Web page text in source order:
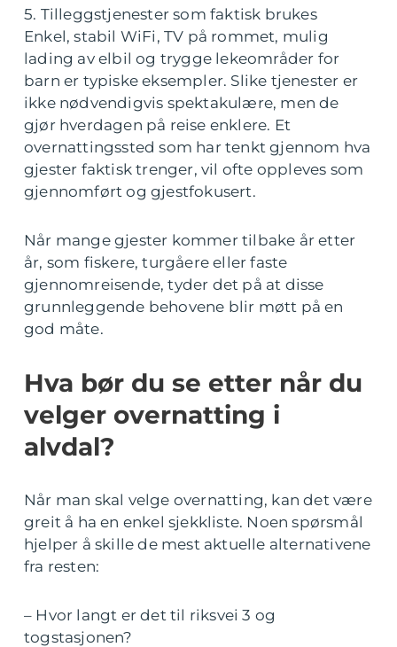
5. Tilleggstjenester som faktisk brukes
Enkel, stabil WiFi, TV på rommet, mulig
lading av elbil og trygge lekeområder for
barn er typiske eksempler. Slike tjenester er
ikke nødvendigvis spektakulære, men de
gjør hverdagen på reise enklere. Et
overnattingssted som har tenkt gjennom hva
gjester faktisk trenger, vil ofte oppleves som
gjennomført og gjestfokusert.
Når mange gjester kommer tilbake år etter
år, som fiskere, turgåere eller faste
gjennomreisende, tyder det på at disse
grunnleggende behovene blir møtt på en
god måte.
Hva bør du se etter når du
velger overnatting i
alvdal?
Når man skal velge overnatting, kan det være
greit å ha en enkel sjekkliste. Noen spørsmål
hjelper å skille de mest aktuelle alternativene
fra resten:
– Hvor langt er det til riksvei 3 og
togstasjonen?